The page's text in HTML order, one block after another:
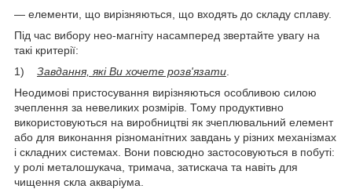
— елементи, що вирізняються, що входять до складу сплаву.
Під час вибору нео-магніту насамперед звертайте увагу на
такі критерії:
1) Завдання, які Ви хочете розв'язати
Неодимові пристосування вирізняються особливою силою
зчеплення за невеликих розмірів. Тому продуктивно
використовуються на виробництві як зчеплювальний елемент
або для виконання різноманітних завдань у різних механізмах
і складних системах. Вони повсюдно застосовуються в побуті:
у ролі металошукача, тримача, затискача та навіть для
чищення скла акваріума.